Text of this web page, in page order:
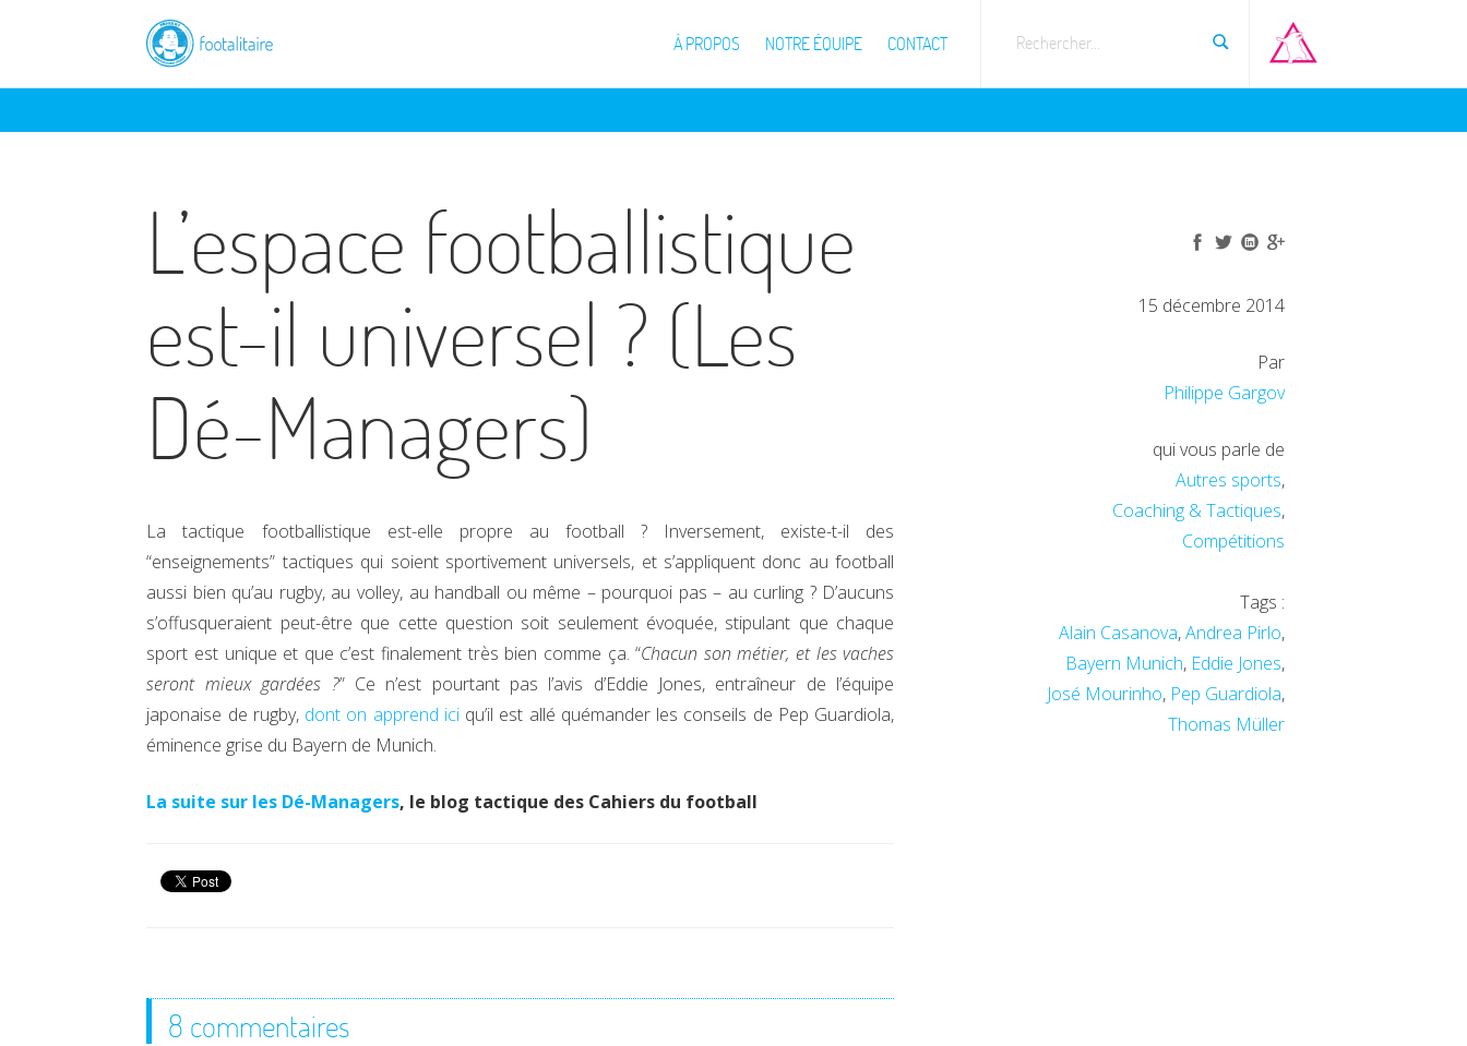
À PROPOS NOTRE ÉQUIPE CONTACT Rechercher...
L’espace footballistique
est-il universel ? (Les
Dé-Managers)
La tactique footballistique est-elle propre au football ? Inversement, existe-t-il des
“enseignements” tactiques qui soient sportivement universels, et s’appliquent donc au football
aussi bien qu’au rugby, au volley, au handball ou même – pourquoi pas – au curling ? D’aucuns
s’offusqueraient peut-être que cette question soit seulement évoquée, stipulant que chaque
sport est unique et que c’est finalement très bien comme ça. “Chacun son métier, et les vaches
seront mieux gardées ?” Ce n’est pourtant pas l’avis d’Eddie Jones, entraîneur de l’équipe
japonaise de rugby, dont on apprend iciqu’il est allé quémander les conseils de Pep Guardiola,
éminence grise du Bayern de Munich.
La suite sur les Dé-Managers, le blog tactique des Cahiers du football
8 commentaires
15 décembre 2014
Par
Philippe Gargov
qui vous parle de
Autres sports,
Coaching & Tactiques,
Compétitions
Tags :
Alain Casanova,Andrea Pirlo,
Bayern Munich, Eddie Jones,
José Mourinho, Pep Guardiola,
Thomas Müller